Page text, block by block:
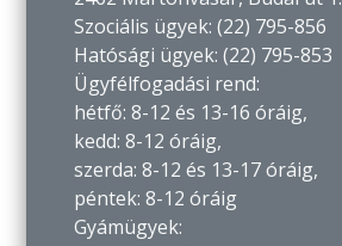
Szociális ügyek: (22) 795-856
Hatósági ügyek: (22) 795-853
Ügyfélfogadási rend:
hétfő: 8-12 és 13-16 óráig,
kedd: 8-12 óráig,
szerda: 8-12 és 13-17 óráig,
péntek: 8-12 óráig
Gyámügyek: